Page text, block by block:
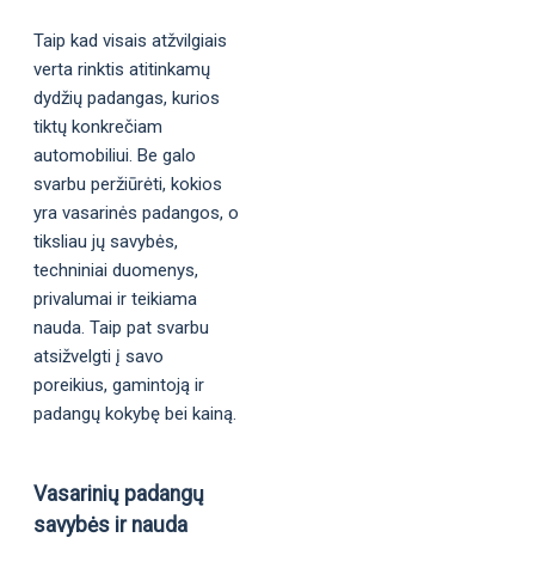
Taip kad visais atžvilgiais
verta rinktis atitinkamų
dydžių padangas, kurios
tiktų konkrečiam
automobiliui. Be galo
svarbu peržiūrėti, kokios
yra vasarinės padangos, o
tiksliau jų savybės,
techniniai duomenys,
privalumai ir teikiama
nauda. Taip pat svarbu
atsižvelgti į savo
poreikius, gamintoją ir
padangų kokybę bei kainą.
Vasarinių padangų
savybės ir nauda